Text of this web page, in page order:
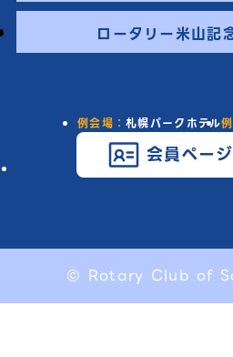
ロータリー米山記
例会場：札幌パークホテル
会員ペー
© Rotary Club of